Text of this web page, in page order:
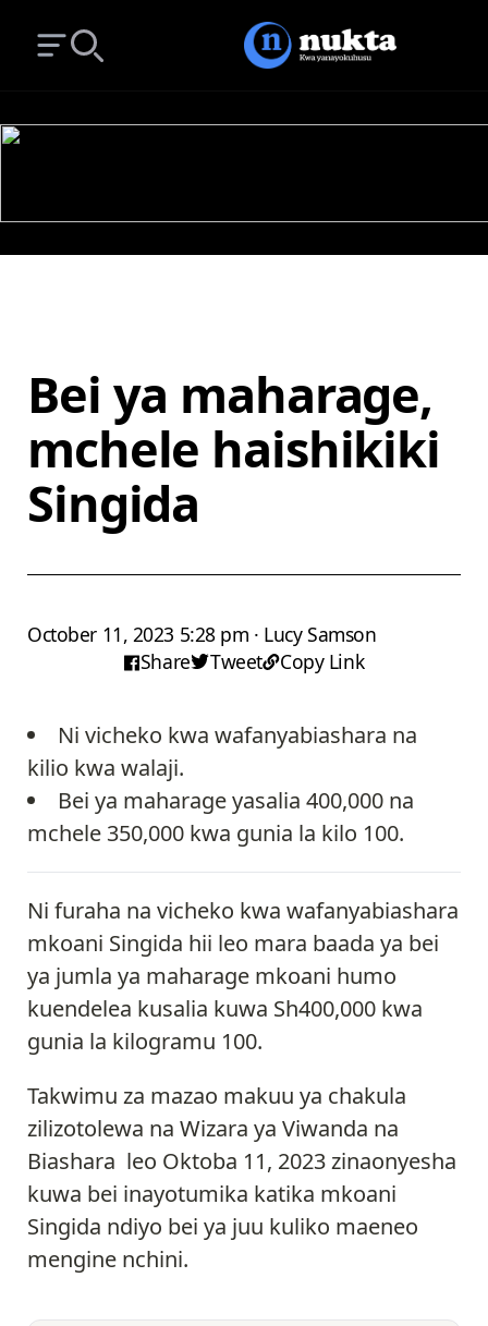
Open main menu
Bei ya maharage,
mchele haishikiki
Singida
October 11, 2023 5:28 pm · Lucy Samson
Share
Tweet Copy Link
Ni vicheko kwa wafanyabiashara na
kilio kwa walaji.
Bei ya maharage yasalia 400,000 na
mchele 350,000 kwa gunia la kilo 100.
Ni furaha na vicheko kwa wafanyabiashara
mkoani Singida hii leo mara baada ya bei
ya jumla ya maharage mkoani humo
kuendelea kusalia kuwa Sh400,000 kwa
gunia la kilogramu 100.
Takwimu za mazao makuu ya chakula
zilizotolewa na Wizara ya Viwanda na
Biashara leo Oktoba 11, 2023 zinaonyesha
kuwa bei inayotumika katika mkoani
Singida ndiyo bei ya juu kuliko maeneo
mengine nchini.